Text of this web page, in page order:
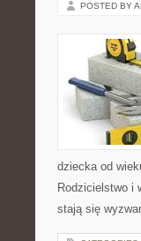
POSTED BY
dziecka od
Rodzicielstwo i
stają się